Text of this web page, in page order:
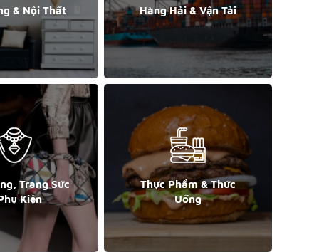
& Nội Thất Hàng Hải & Vận Tải
Trang Sức
Kiện
Thực Phẩm & Thức
Uống